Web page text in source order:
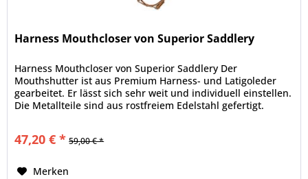
Harness Mouthcloser von Superior Saddlery
Harness Mouthcloser von Superior Saddlery Der
Mouthshutter ist aus Premium Harness- und Latigoleder
gearbeitet. Er lässt sich sehr weit und individuell einstellen.
Die Metallteile sind aus rostfreiem Edelstahl gefertigt.
47,20 € * 59,00 € *
Merken